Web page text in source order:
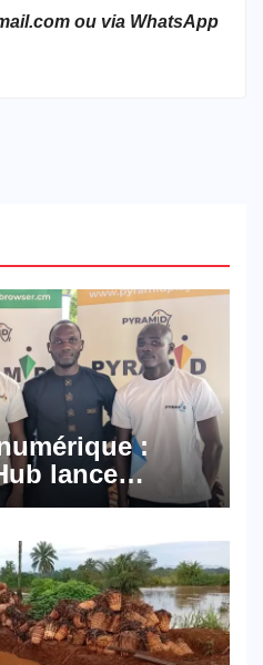
ou via WhatsApp
:
lance
et Pyramid
in